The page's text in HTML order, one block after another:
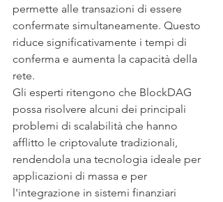
permette alle transazioni di essere
confermate simultaneamente. Questo
riduce significativamente i tempi di
conferma e aumenta la capacità della
rete.
Gli esperti ritengono che BlockDAG
possa risolvere alcuni dei principali
problemi di scalabilità che hanno
afflitto le criptovalute tradizionali,
rendendola una tecnologia ideale per
applicazioni di massa e per
l'integrazione in sistemi finanziari